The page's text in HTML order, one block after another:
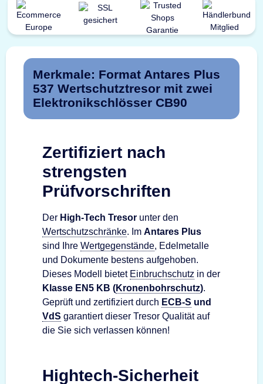
Merkmale: Format Antares Plus
537 Wertschutztresor mit zwei
Elektronikschlösser CB90
Zertifiziert nach
strengsten
Prüfvorschriften
Der High-Tech Tresor unter den
Wertschutzschränke. Im Antares Plus
sind Ihre Wertgegenstände, Edelmetalle
und Dokumente bestens aufgehoben.
Dieses Modell bietet Einbruchschutz in der
Klasse EN5 KB (Kronenbohrschutz).
Geprüft und zertifiziert durch ECB-S und
VdS garantiert dieser Tresor Qualität auf
die Sie sich verlassen können!
Hightech-Sicherheit